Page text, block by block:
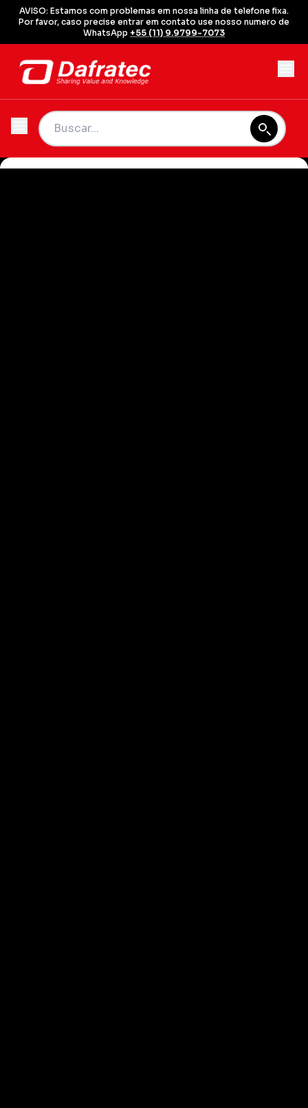
AVISO: Estamos com problemas em nossa linha de telefone fixa.
Por favor, caso precise entrar em contato use nosso numero de
WhatsApp +55 (11) 9.9799-7073